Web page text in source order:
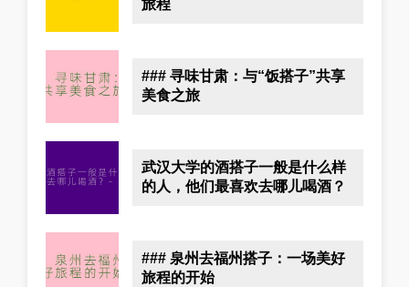
旅程
### 寻味甘肃：与“饭搭子”共享
美食之旅
武汉大学的酒搭子一般是什么样
的人，他们最喜欢去哪儿喝酒？
### 泉州去福州搭子：一场美好
旅程的开始